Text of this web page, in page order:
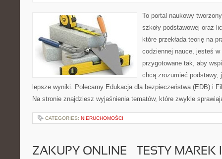
To portal naukowy
szkoły podstawowej oraz
które przekłada teorię na
codziennej nauce, jesteś
przygotowane tak, aby
chcą zrozumieć podstawy,
lepsze wyniki. Polecamy Edukacja dla bezpieczeństwa (EDB) i
Na stronie znajdziesz wyjaśnienia tematów, które zwykle
CATEGORIES: NIERUCHOMOŚCI
ZAKUPY ONLINE – TESTY MAREK